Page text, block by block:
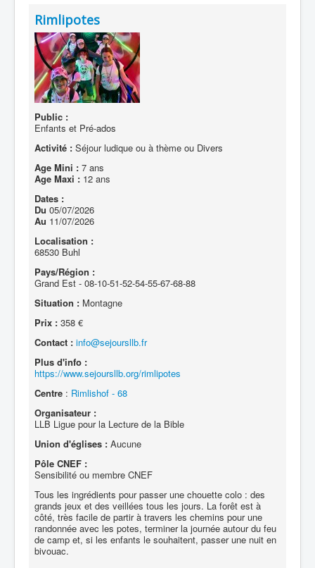
Rimlipotes
Public :
Enfants et Pré-ados
Activité : Séjour ludique ou à thème ou Divers
Age Mini : 7 ans
Age Maxi : 12 ans
Dates :
Du 05/07/2026
Au 11/07/2026
Localisation :
68530 Buhl
Pays/Région :
Grand Est - 08-10-51-52-54-55-67-68-88
Situation : Montagne
Prix : 358 €
Contact : info@sejoursllb.fr
Plus d'info :
https://www.sejoursllb.org/rimlipotes
Centre : Rimlishof - 68
Organisateur :
LLB Ligue pour la Lecture de la Bible
Union d'églises : Aucune
Pôle CNEF :
Sensibilité ou membre CNEF
Tous les ingrédients pour passer une chouette colo : des
grands jeux et des veillées tous les jours. La forêt est à
côté, très facile de partir à travers les chemins pour une
randonnée avec les potes, terminer la journée autour du feu
de camp et, si les enfants le souhaitent, passer une nuit en
bivouac.